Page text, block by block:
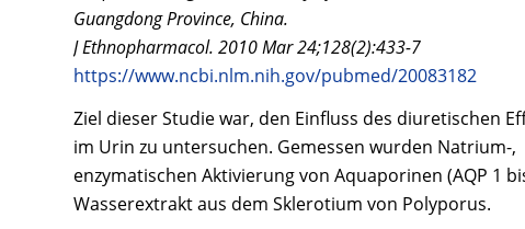
Guangdong Province, China.
J Ethnopharmacol. 2010 Mar 24;128(2):433-7
https://www.ncbi.nlm.nih.gov/pubmed/20083182
Ziel dieser Studie war, den Einfluss des diuretischen
im Urin zu untersuchen. Gemessen wurden
enzymatischen Aktivierung von Aquaporinen (AQP 1
Wasserextrakt aus dem Sklerotium von Polyporus.